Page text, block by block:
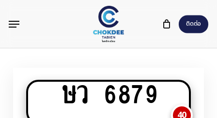
content
ติดต่อ
Menu
ษว 6879
40